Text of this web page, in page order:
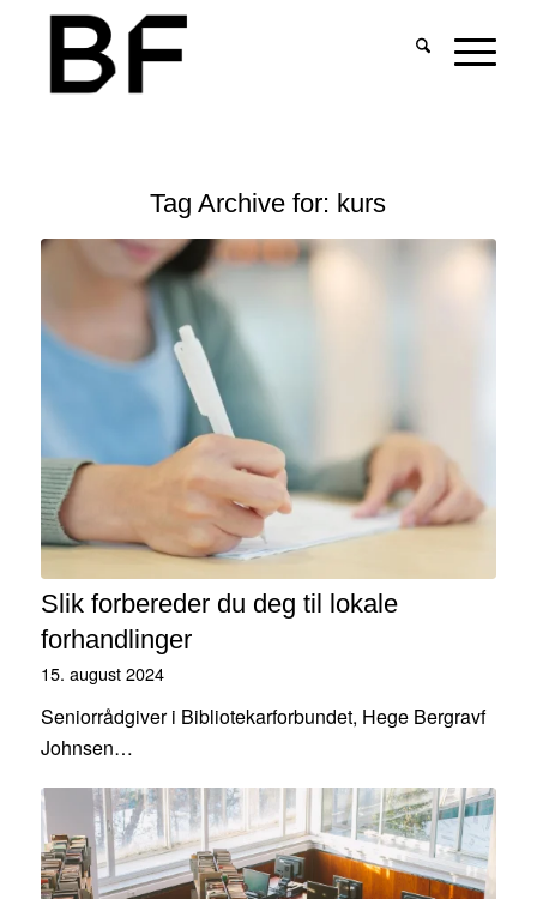
Tag Archive for: kurs
Slik forbereder du deg til lokale
forhandlinger
15. august 2024
Seniorrådgiver i Bibliotekarforbundet, Hege Bergravf
Johnsen…